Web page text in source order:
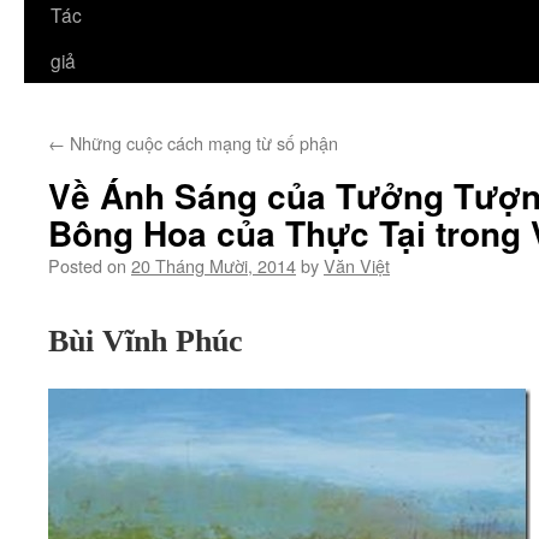
Tác
giả
← Những cuộc cách mạng từ số phận
Về Ánh Sáng của Tưởng
Bông Hoa của Thực Tại trong
Posted on 20 Tháng Mười, 2014byVăn Việt
Bùi Vĩnh Phúc